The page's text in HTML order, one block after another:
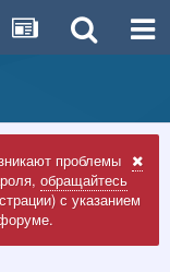
проблемы
обращайтесь
с указанием